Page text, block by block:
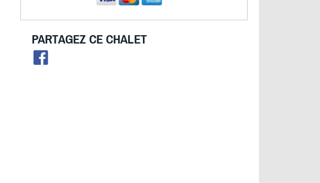
PARTAGEZ CE CHALET